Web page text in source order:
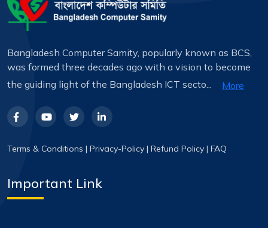
Bangladesh Computer Samity, popularly known as BCS,
was formed three decades ago with a vision to become
the guiding light of the Bangladesh ICT secto...
More
Terms & Conditions | Privacy-Policy | Refund Policy | FAQ
Important Link